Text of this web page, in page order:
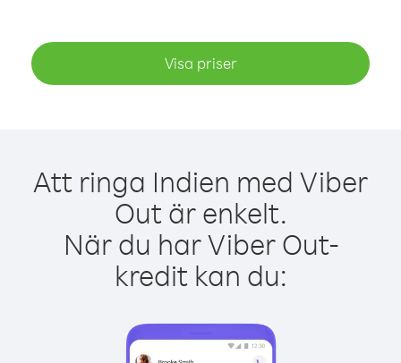
Visa priser
Att ringa Indien med Viber
Out är enkelt.
När du har Viber Out-
kredit kan du: